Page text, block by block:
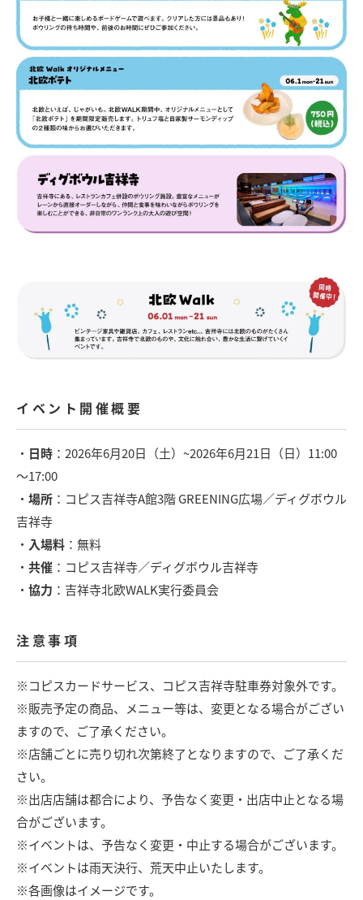
イベント開催概要
・ 日時 ：2026年6月20日（土）~2026年6月21日（日）11:00
～17:00
・ 場所 ：コピス吉祥寺A館3階 GREENING広場／ディグボウル
吉祥寺
・ 入場料 ：無料
・ 共催 ：コピス吉祥寺／ディグボウル吉祥寺
・ 協力 ：吉祥寺北欧WALK実行委員会
注意事項
※コピスカードサービス、コピス吉祥寺駐車券対象外です。
※販売予定の商品、メニュー等は、変更となる場合がござい
ますので、ご了承ください。
※店舗ごとに売り切れ次第終了となりますので、ご了承くだ
さい。
※出店店舗は都合により、予告なく変更・出店中止となる場
合がございます。
※イベントは、予告なく変更・中止する場合がございます。
※イベントは雨天決行、荒天中止いたします。
※各画像はイメージです。